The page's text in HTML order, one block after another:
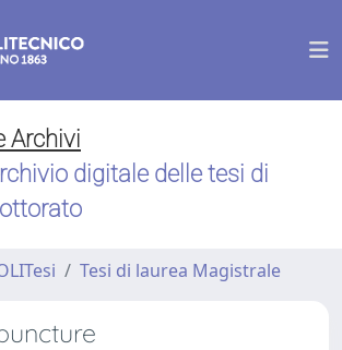
Archivi
digitale delle tesi di
Tesi di laurea Magistrale